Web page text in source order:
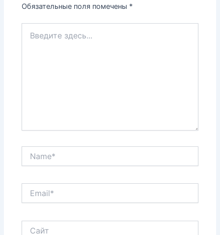
Обязательные поля помечены *
здесь...